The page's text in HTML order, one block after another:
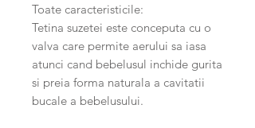
Toate caracteristicile:
Tetina suzetei este conceputa cu o
valva care permite aerului sa iasa
atunci cand bebelusul inchide gurita
si preia forma naturala a cavitatii
bucale a bebelusului.